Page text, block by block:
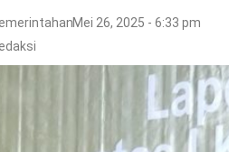
Mei 26, 2025 - 6:33 pm